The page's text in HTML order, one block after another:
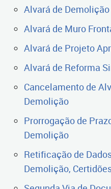
Alvará de Demolição
Alvará de Muro
Alvará de Projeto
Alvará de Reforma
Cancelamento de
Demolição
Prorrogação de
Demolição
Retificação de
Demolição,